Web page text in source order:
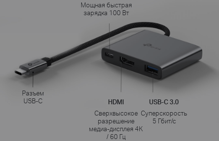
Разъем
USB-C
Мощная быстрая
зарядка 100 Вт
HDMI
Сверхвысокое
разрешение
медиа-дисплея 4K
/ 60 Гц
USB-C 3.0
Суперскорость
5 Гбит/с